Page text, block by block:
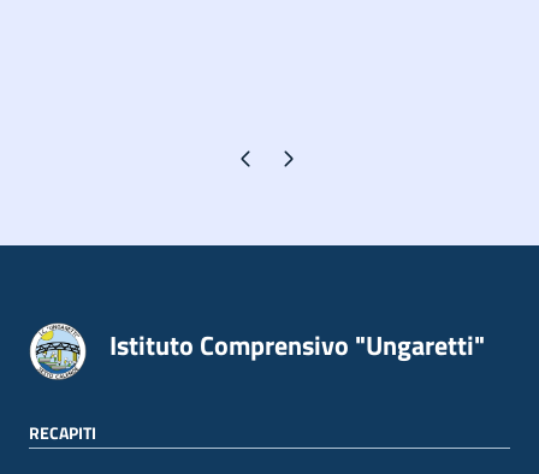
Pagina precedente
Pagina successiva
Istituto Comprensivo "Ungaretti"
RECAPITI